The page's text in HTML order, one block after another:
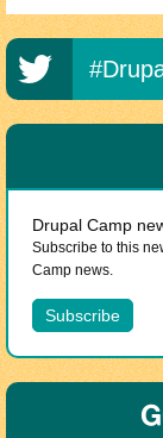
Drupal Camp
Subscribe to this
Camp news.